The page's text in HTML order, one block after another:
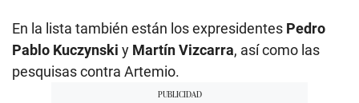
En la lista también están los expresidentes Pedro
Pablo Kuczynski y Martín Vizcarra, así como las
pesquisas contra Artemio.